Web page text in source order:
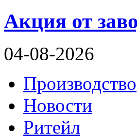
Акция от
04-08-2026
Производство
Новости
Ритейл